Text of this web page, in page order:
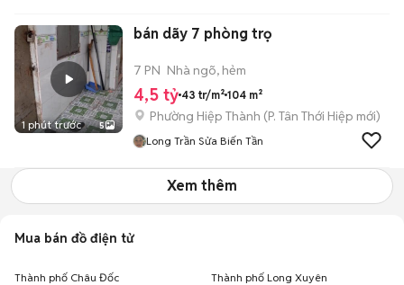
1 phút trước 5
bán dãy 7 phòng trọ
7 PN Nhà ngõ, hẻm
4,5 tỷ 43 tr/m² 104 m²
Phường Hiệp Thành (P. Tân Thới Hiệp mới)
Long Trần Sửa Biến Tần
Xem thêm
Mua bán đồ điện tử
Thành phố Châu Đốc Thành phố Long Xuyên